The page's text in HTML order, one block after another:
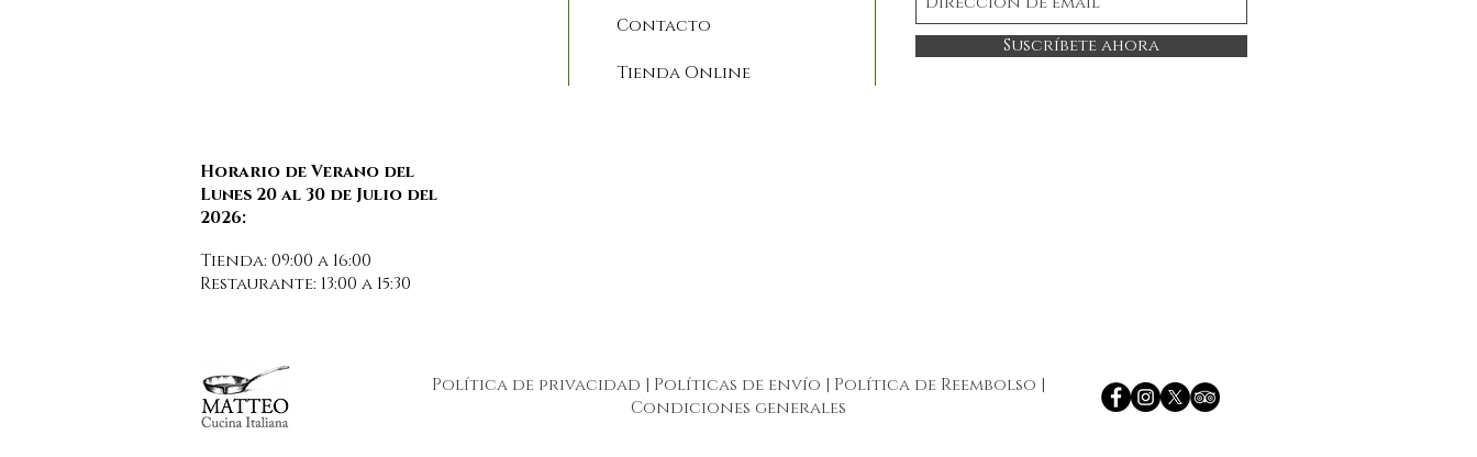
Contacto
Tienda Online
Suscríbete ahora
Horario de Verano del
Lunes 20 al 30 de Julio del
2026:
Tienda: 09:00 a 16:00
Restaurante: 13:00 a 15:30
Política de privacidad | Políticas de envío | Política de Reembolso |
Condiciones generales